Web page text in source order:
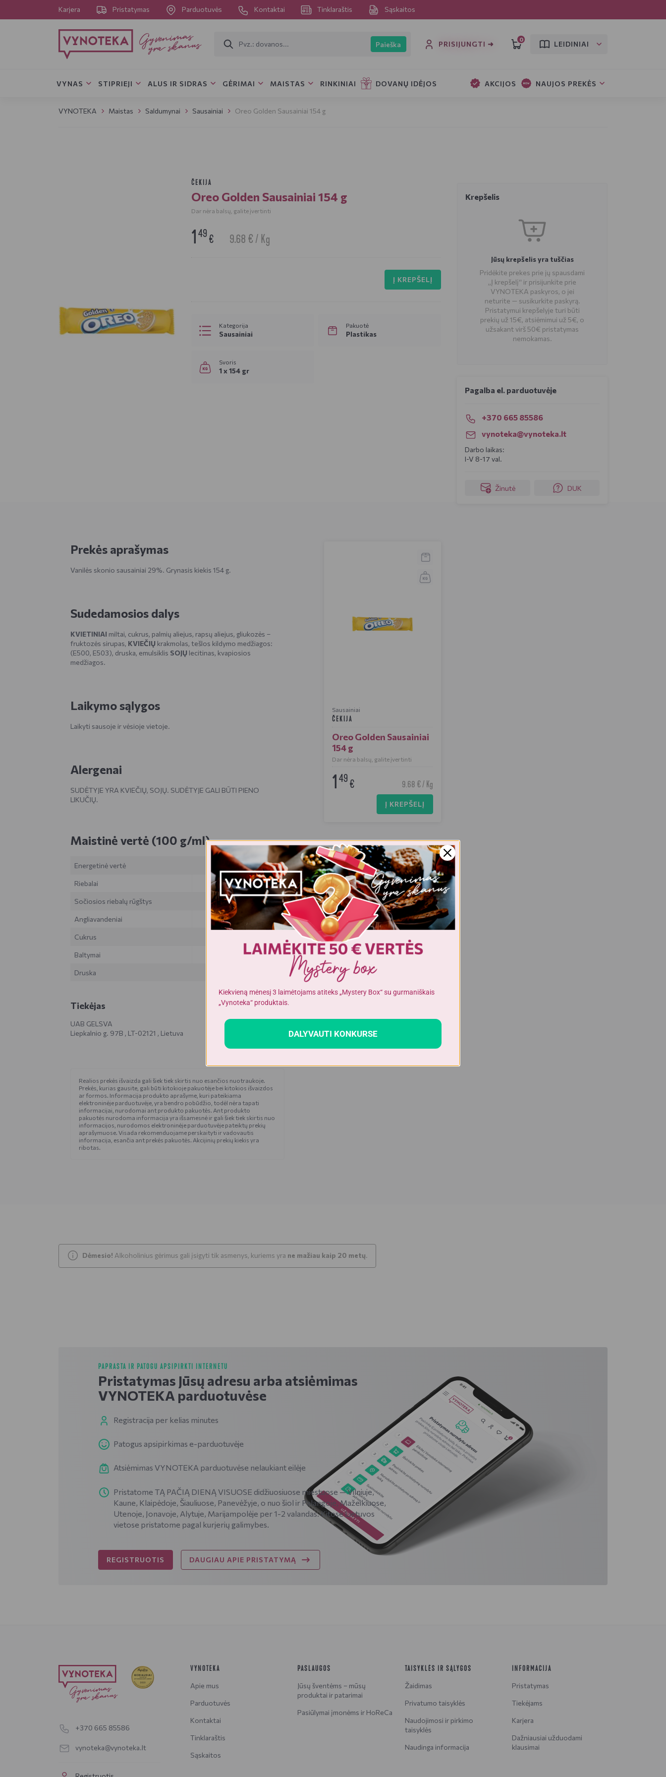
Karjera Pristatymas Parduotuvės Kontaktai Tinklaraštis Sąskaitos
Paieška PRISIJUNGTI ➜
0
LEIDINIAI
VYNAS STIPRIEJI ALUS IR SIDRAS GĖRIMAI MAISTAS RINKINIAI DOVANŲ IDĖJOS AKCIJOS NAUJOS PREKĖS
VYNOTEKA Maistas Saldumynai Sausainiai Oreo Golden Sausainiai 154 g
Krepšelis
Jūsų krepšelis yra tuščias
Pridėkite prekes prie jų spausdami
„Į krepšelį“ ir prisijunkite prie
VYNOTEKA paskyros, o jei
neturite — susikurkite paskyrą.
Pristatymui krepšelyje turi būti
prekių už 15€, atsiėmimui už 5€, o
užsakant virš 50€ pristatymas
nemokamas.
Pagalba el. parduotuvėje
+370 665 85586
vynoteka@vynoteka.lt
Darbo laikas:
I-V 8-17 val.
Žinutė DUK
ČEKIJA
Oreo Golden Sausainiai 154 g
Dar nėra balsų, galite įvertinti
149€ 9.68 € / Kg
Į KREPŠELĮ
Kategorija
Sausainiai
Pakuotė
Plastikas
Svoris
1 x 154 gr
Prekės aprašymas
Vanilės skonio sausainiai 29%. Grynasis kiekis 154 g.
Sudedamosios dalys
KVIETINIAI miltai, cukrus, palmių aliejus, rapsų aliejus, gliukozės –
fruktozės sirupas, KVIEČIŲ krakmolas, tešlos kildymo medžiagos:
(E500, E503), druska, emulsiklis SOJŲ lecitinas, kvapiosios
medžiagos.
Laikymo sąlygos
Laikyti sausoje ir vėsioje vietoje.
Alergenai
SUDĖTYJE YRA KVIEČIŲ, SOJŲ. SUDĖTYJE GALI BŪTI PIENO
LIKUČIŲ.
Maistinė vertė (100 g/ml)
Energetinė vertė 2038 kJ/486 Kcal
Riebalai 21 gr
Sočiosios riebalų rūgštys 5,2 gr
Angliavandeniai 69 gr
Cukrus
Baltymai 5,2 gr
Druska
Tiekėjas
UAB GELSVA
Liepkalnio g. 97B , LT-02121 , Lietuva
Realios prekės išvaizda gali šiek tiek skirtis nuo esančios nuotraukoje.
Prekės, kurias gausite, gali būti kitokioje pakuotėje bei kitokios išvaizdos
ar formos. Informacija produkto aprašyme, kuri pateikiama
elektroninėje parduotuvėje, yra bendro pobūdžio, todėl nėra tapati
informacijai, nurodomai ant produkto pakuotės. Ant produkto
pakuotės nurodoma informacija yra išsamesnė ir gali šiek tiek skirtis nuo
informacijos, nurodomos elektroninėje parduotuvėje pateiktų prekių
aprašymuose. Visada rekomenduojame perskaityti ir vadovautis
informacija, esančia ant prekės pakuotės. Akcijinių prekių kiekis yra
ribotas.
Sausainiai
ČEKIJA
Oreo Golden Sausainiai
154 g
Dar nėra balsų, galite įvertinti
149€ 9.68 € / Kg
Į KREPŠELĮ
Dėmesio! Alkoholinius gėrimus gali įsigyti tik asmenys, kuriems yra ne mažiau kaip 20 metų.
PAPRASTA IR PATOGU APSIPIRKTI INTERNETU
Pristatymas Jūsų adresu arba atsiėmimas
VYNOTEKA parduotuvėse
Registracija per kelias minutes
Patogus apsipirkimas e-parduotuvėje
Atsiėmimas VYNOTEKA parduotuvėse nelaukiant eilėje
Pristatome TĄ PAČIĄ DIENĄ VISUOSE didžiuosiuose miestuose — Vilniuje,
Kaune, Klaipėdoje, Šiauliuose, Panevėžyje, o nuo šiol ir Palangoje, Mažeikiuose,
Utenoje, Jonavoje, Alytuje, Marijampolėje per 1-2 valandas. Kitose Lietuvos
vietose pristatome pagal kurjerių galimybes.
REGISTRUOTIS DAUGIAU APIE PRISTATYMĄ
+370 665 85586
vynoteka@vynoteka.lt
VYNOTEKA
Apie mus
Parduotuvės
Kontaktai
Tinklaraštis
Sąskaitos
PASLAUGOS
Jūsų šventėms – mūsų
produktai ir patarimai
Pasiūlymai įmonėms ir HoReCa
TAISYKLĖS IR SĄLYGOS
Žaidimas
Privatumo taisyklės
Naudojimosi ir pirkimo
taisyklės
Naudinga informacija
INFORMACIJA
Pristatymas
Tiekėjams
Karjera
Dažniausiai užduodami
klausimai
Kiekvieną mėnesį 3 laimėtojams atiteks „Mystery Box“ su gurmaniškais
„Vynoteka“ produktais.
DALYVAUTI KONKURSE